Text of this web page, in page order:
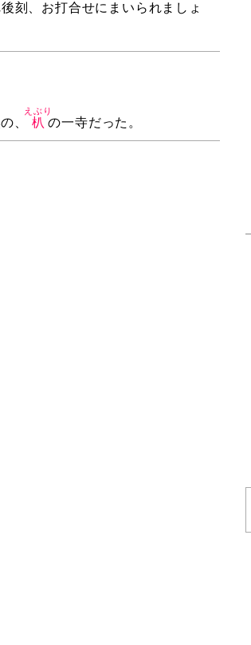
刻、お打合せにまいられましょ
、 朳
えぶり
の一寺だった。